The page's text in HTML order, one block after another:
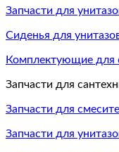
Запчасти для
Сиденья для
Комплектующие для
Запчасти для
Запчасти для
Запчасти для